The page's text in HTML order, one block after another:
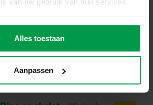
Alles toestaan
Aanpassen
Wereld van Insecten!
zelfs in je eigen tuin of op
natuur, voordat je hieraan begint zul
observatie doos in elkaar
Glowing
zonnestelsel
Minimale